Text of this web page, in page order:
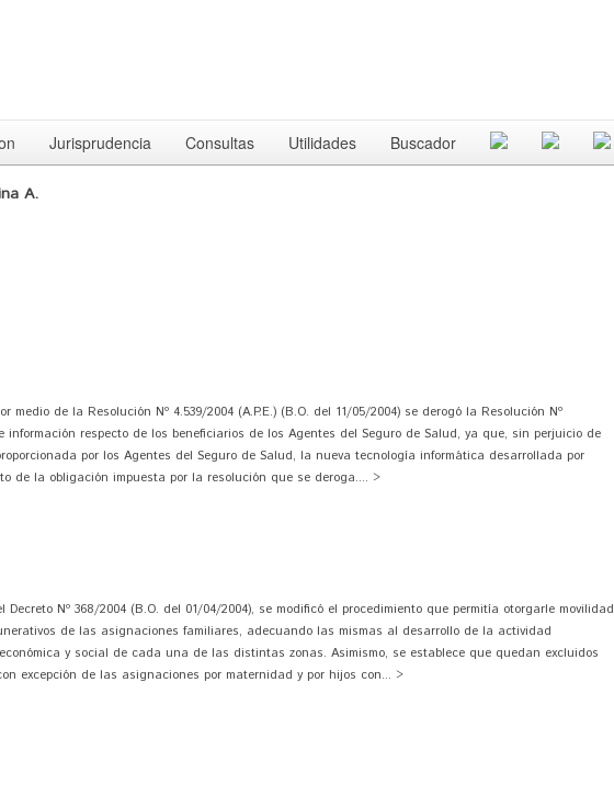
Jurisprudencia Consultas Utilidades Buscador
A.
medio de la Resolución Nº 4.539/2004 (A.P.E.) (B.O. del 11/05/2004) se derogó la Resolución Nº
respecto de los beneficiarios de los Agentes del Seguro de Salud, ya que, sin perjuicio de
por los Agentes del Seguro de Salud, la nueva tecnología informática desarrollada por
de la obligación impuesta por la resolución que se deroga.... >
Decreto Nº 368/2004 (B.O. del 01/04/2004), se modificó el procedimiento que permitía otorgarle movilidad
de las asignaciones familiares, adecuando las mismas al desarrollo de la actividad
y social de cada una de las distintas zonas. Asimismo, se establece que quedan excluidos
excepción de las asignaciones por maternidad y por hijos con... >